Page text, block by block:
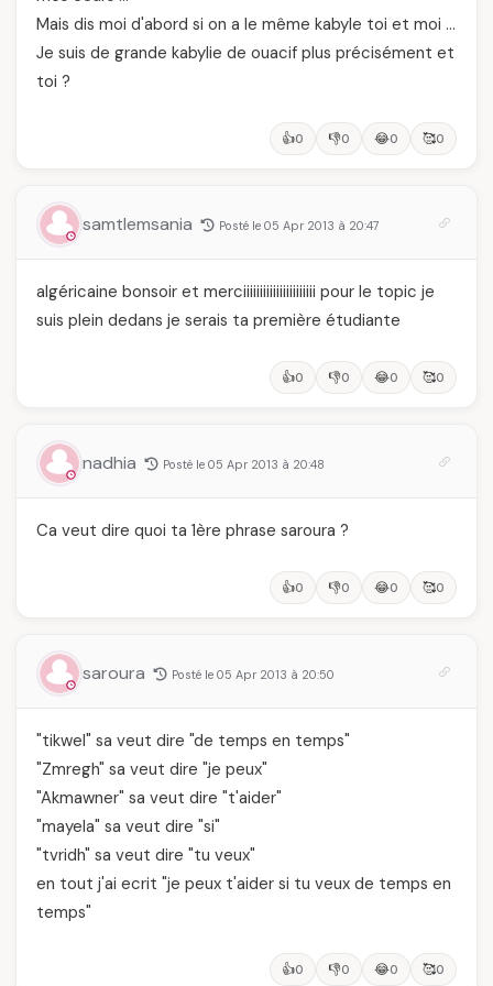
Mais dis moi d'abord si on a le même kabyle toi et moi …
Je suis de grande kabylie de ouacif plus précisément et
toi ?
👍0 👎0 😂0 🥰0
samtlemsania Posté le 05 Apr 2013 à 20:47
algéricaine bonsoir et merciiiiiiiiiiiiiiiiiiiiii pour le topic je
suis plein dedans je serais ta première étudiante
👍0 👎0 😂0 🥰0
nadhia Posté le 05 Apr 2013 à 20:48
Ca veut dire quoi ta 1ère phrase saroura ?
👍0 👎0 😂0 🥰0
saroura Posté le 05 Apr 2013 à 20:50
"tikwel" sa veut dire "de temps en temps"
"Zmregh" sa veut dire "je peux"
"Akmawner" sa veut dire "t'aider"
"mayela" sa veut dire "si"
"tvridh" sa veut dire "tu veux"
en tout j'ai ecrit "je peux t'aider si tu veux de temps en
temps"
👍0 👎0 😂0 🥰0